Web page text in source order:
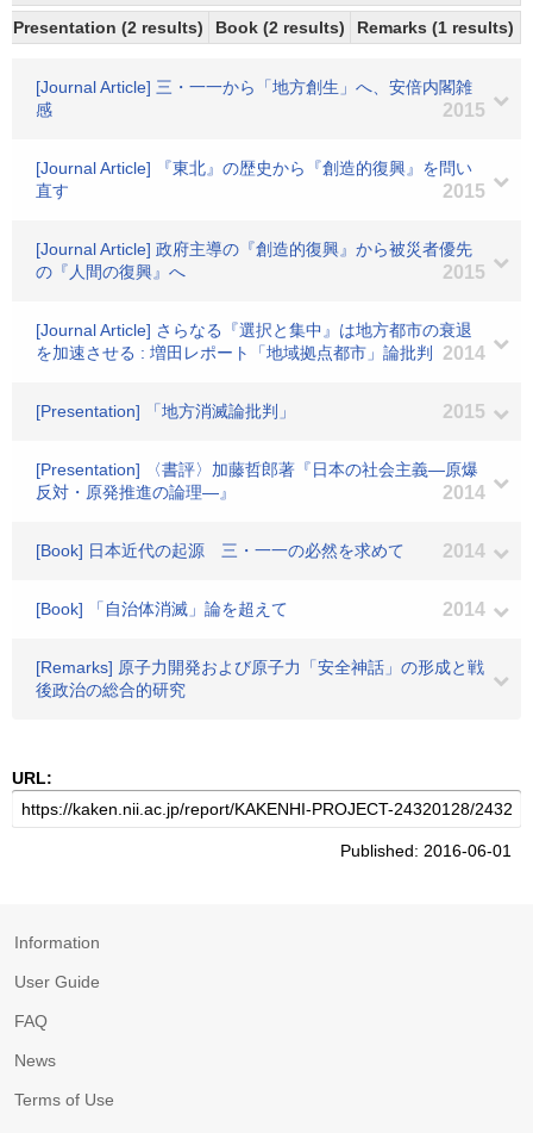
Presentation (2 results)
Book (2 results) Remarks (1 results)
[Journal Article] 三・一一から「地方創生」へ、安倍内閣雑
感
2015
[Journal Article] 『東北』の歴史から『創造的復興』を問い
直す
2015
[Journal Article] 政府主導の『創造的復興』から被災者優先
の『人間の復興』へ
2015
[Journal Article] さらなる『選択と集中』は地方都市の衰退
を加速させる : 増田レポート「地域拠点都市」論批判
2014
[Presentation] 「地方消滅論批判」 2015
[Presentation] 〈書評〉加藤哲郎著『日本の社会主義―原爆
反対・原発推進の論理―』
2014
[Book] 日本近代の起源 三・一一の必然を求めて 2014
[Book] 「自治体消滅」論を超えて 2014
[Remarks] 原子力開発および原子力「安全神話」の形成と戦
後政治の総合的研究
URL:
Published: 2016-06-01
Information
User Guide
FAQ
News
Terms of Use